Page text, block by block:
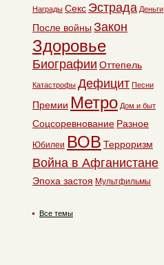
Награды Секс Эстрада Деньги
После войны Закон
Здоровье
Биографии Оттепель
Катастрофы Дефицит Песни
Премии Метро Дом и быт
Соцсоревнование Разное
Юбилеи ВОВ Терроризм
Война в Афганистане
Эпоха застоя Мультфильмы
Все темы